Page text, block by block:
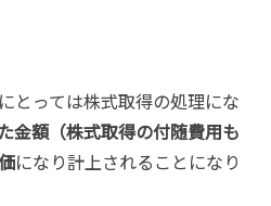
とっては株式取得の処理にな
金額（株式取得の付随費用も
になり計上されることになり